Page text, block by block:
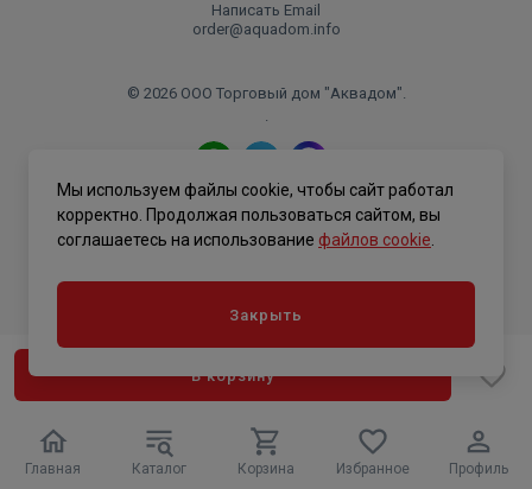
Главная Каталог Корзина Избранное Профиль
В корзину
Написать Email
order@aquadom.info
© 2026 ООО Торговый дом "Аквадом".
.
Политика конфиденциальности
Мы используем файлы cookie, чтобы сайт работал
корректно. Продолжая пользоваться сайтом, вы
соглашаетесь на использование файлов cookie
Закрыть